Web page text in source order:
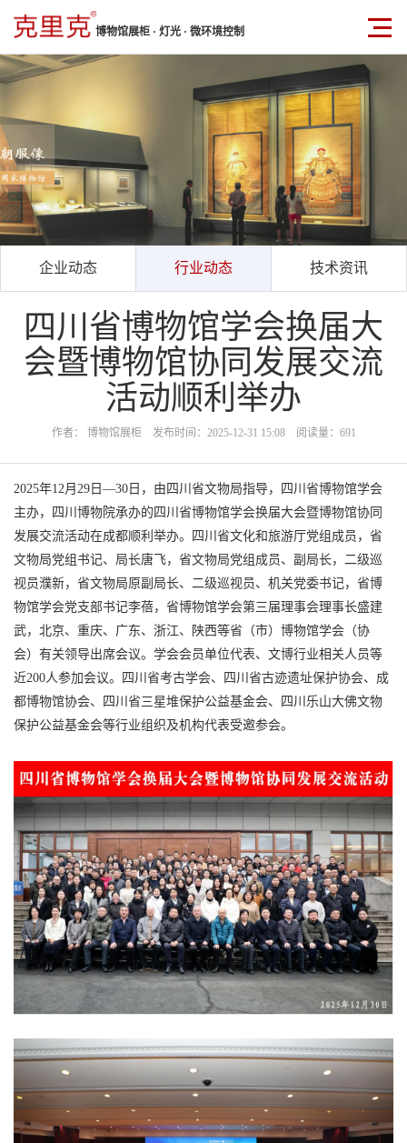
博物馆展柜 · 灯光 · 微环境控制
企业动态 行业动态 技术资讯
四川省博物馆学会换届大
会暨博物馆协同发展交流
活动顺利举办
作者： 博物馆展柜 发布时间：2025-12-31 15:08 阅读量：691
2025年12月29日—30日，由四川省文物局指导，四川省博物馆学会
主办，四川博物院承办的四川省博物馆学会换届大会暨博物馆协同
发展交流活动在成都顺利举办。四川省文化和旅游厅党组成员，省
文物局党组书记、局长唐飞，省文物局党组成员、副局长，二级巡
视员濮新，省文物局原副局长、二级巡视员、机关党委书记，省博
物馆学会党支部书记李蓓，省博物馆学会第三届理事会理事长盛建
武，北京、重庆、广东、浙江、陕西等省（市）博物馆学会（协
会）有关领导出席会议。学会会员单位代表、文博行业相关人员等
近200人参加会议。四川省考古学会、四川省古迹遗址保护协会、成
都博物馆协会、四川省三星堆保护公益基金会、四川乐山大佛文物
保护公益基金会等行业组织及机构代表受邀参会。